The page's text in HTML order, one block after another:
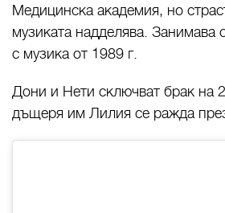
Медицинска академия, но
музиката надделява. Занимава
с музика от 1989 г.
Дони и Нети сключват брак на
дъщеря им Лилия се ражда